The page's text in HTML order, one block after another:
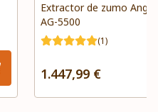
Extractor de zumo Angel
AG-5500
(1)
1.447,99 €